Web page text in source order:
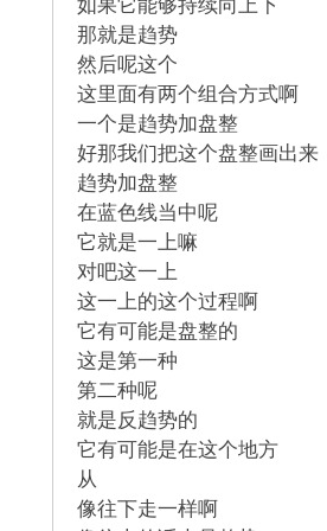
如果它能够持续向上下
那就是趋势
然后呢这个
这里面有两个组合方式啊
一个是趋势加盘整
好那我们把这个盘整画出来
趋势加盘整
在蓝色线当中呢
它就是一上嘛
对吧这一上
这一上的这个过程啊
它有可能是盘整的
这是第一种
第二种呢
就是反趋势的
它有可能是在这个地方
从
像往下走一样啊